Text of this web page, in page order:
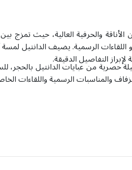
والحرفية العالية، حيث تمزج
الرسمية. يضيف الدانتيل لمسة
لإبراز التفاصيل الدقيقة.
حصرية من عبايات الدانتيل بالحجر،
والمناسبات الرسمية واللقاءات